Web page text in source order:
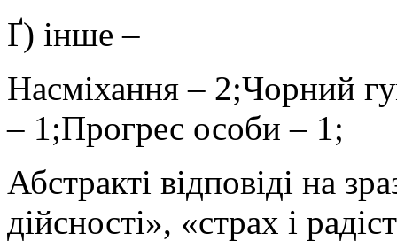
Ґ) інше –
Насміхання – 2;Чорний
– 1;Прогрес особи – 1;
Абстракті відповіді на
дійсності», «страх і